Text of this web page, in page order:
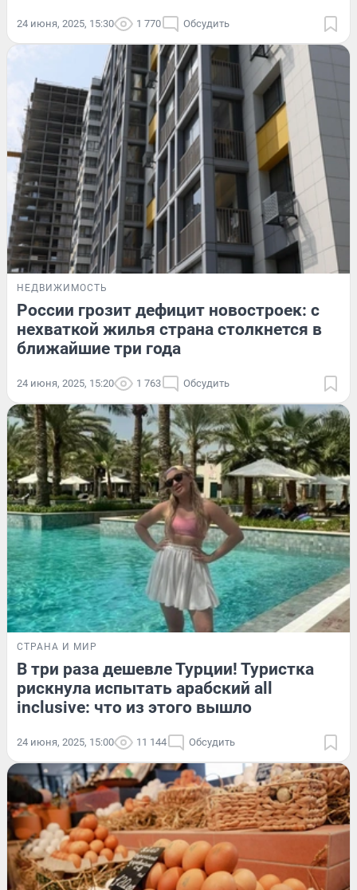
24 июня, 2025, 15:30 1 770 Обсудить
НЕДВИЖИМОСТЬ
России грозит дефицит новостроек: с
нехваткой жилья страна столкнется в
ближайшие три года
24 июня, 2025, 15:20 1 763 Обсудить
СТРАНА И МИР
В три раза дешевле Турции! Туристка
рискнула испытать арабский all
inclusive: что из этого вышло
24 июня, 2025, 15:00 11 144 Обсудить